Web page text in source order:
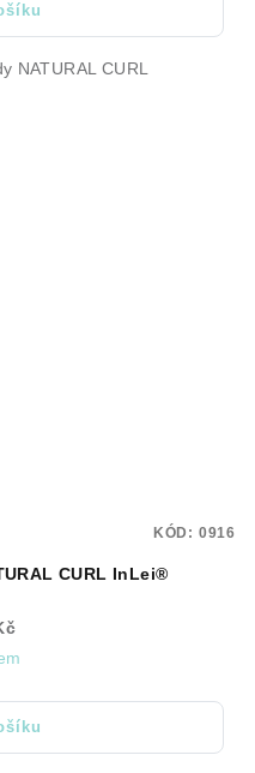
NATURAL CURL
CURL InLei®
KÓD: 0916